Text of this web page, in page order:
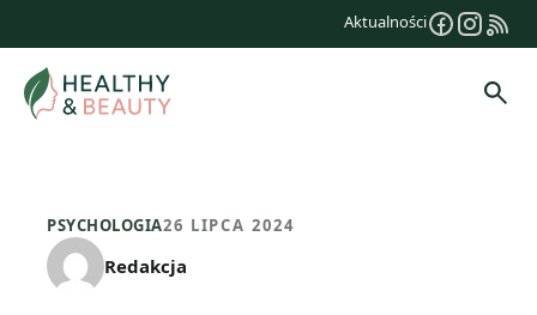
treści
Aktualności
PSYCHOLOGIA26 LIPCA 2024
Redakcja